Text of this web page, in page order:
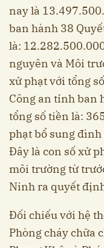
nay là
ban hành 38
là:
nguyên và Môi
xử phạt với tổng
Công an tỉnh ban
tổng số tiền là:
phạt bổ sung đình
Đây là con số xử
môi trường từ
Ninh ra quyết
Đối chiếu với hệ
Phòng cháy chữa